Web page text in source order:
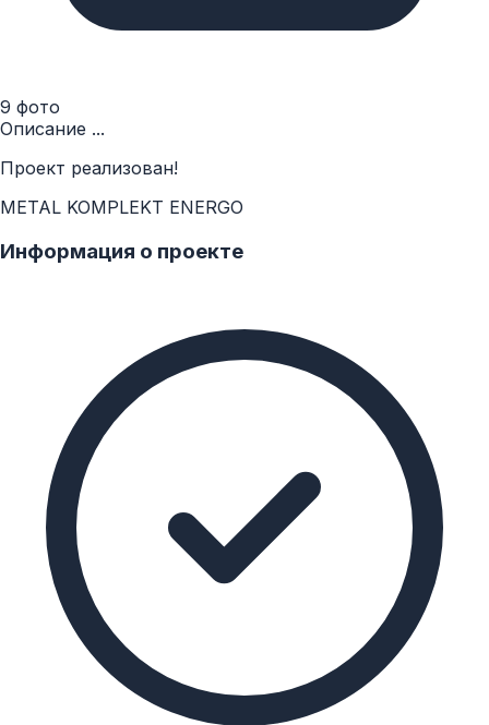
9 фото
Описание ...
Проект реализован!
METAL KOMPLEKT ENERGO
Информация о проекте